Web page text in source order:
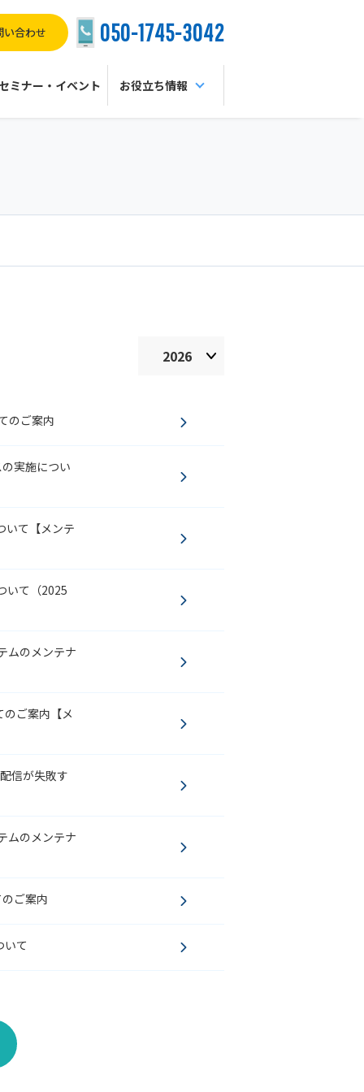
い合わせ 050-1745-3042
ミナー・イベント お役立ち情報
のご案内
実施につい
いて【メンテ
いて（2025
ムのメンテナ
ご案内【メ
信が失敗す
ムのメンテナ
ご案内
いて